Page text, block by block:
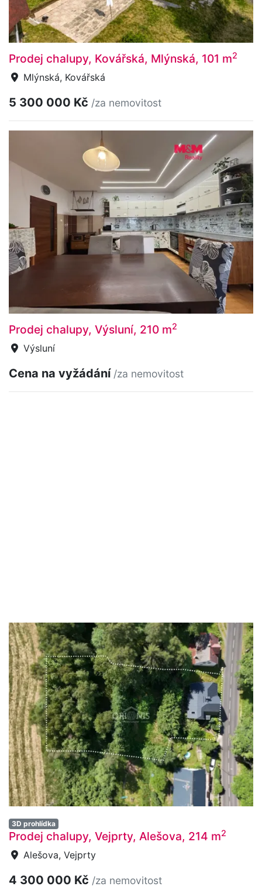
Prodej chalupy, Kovářská, Mlýnská, 101 m2
Mlýnská, Kovářská
5 300 000 Kč /za nemovitost
Prodej chalupy, Výsluní, 210 m2
Výsluní
Cena na vyžádání /za nemovitost
3D prohlídka
Prodej chalupy, Vejprty, Alešova, 214 m2
Alešova, Vejprty
4 300 000 Kč /za nemovitost